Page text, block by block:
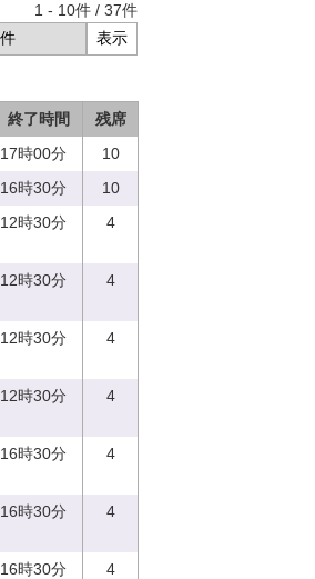
1 - 10件 / 37件
終了時間
残席
17時00分
10
16時30分
10
12時30分 4
12時30分 4
12時30分 4
12時30分 4
16時30分 4
16時30分 4
16時30分 4